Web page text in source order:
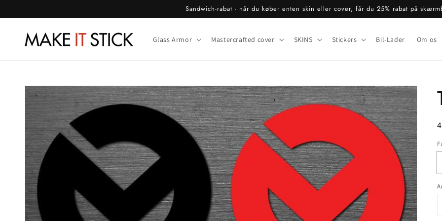
Sandwich-rabat - når du køber enten skin eller cover, får du 25% rabat på
Glass Armor Mastercrafted cover SKINS Stickers Bil-Lader Om os
produktoplysninger